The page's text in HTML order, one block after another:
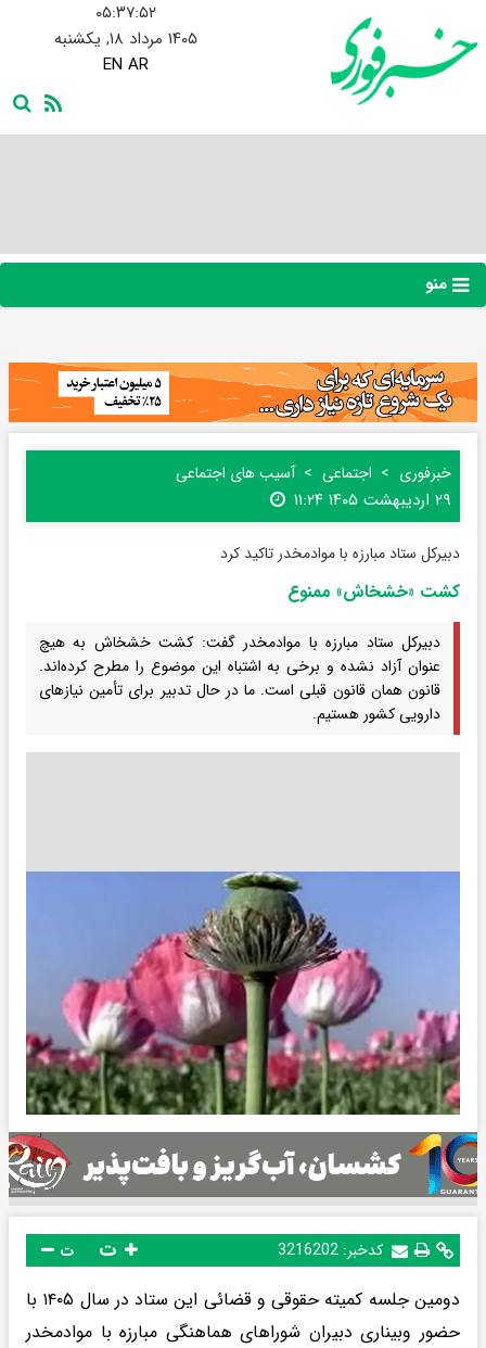
۰۵:۳۷:۵۳
۱۴۰۵ مرداد ۱۸, یکشنبه
EN AR
منو
خبرفوری اجتماعی آسیب های اجتماعی
۲۹ اردیبهشت ۱۴۰۵ ۱۱:۲۴
دبیرکل ستاد مبارزه با موادمخدر تاکید کرد
کشت «خشخاش» ممنوع
دبیرکل ستاد مبارزه با موادمخدر گفت: کشت خشخاش به هیچ
عنوان آزاد نشده و برخی به اشتباه این موضوع را مطرح کرده‌اند.
قانون همان قانون قبلی است. ما در حال تدبیر برای تأمین نیازهای
دارویی کشور هستیم.
کدخبر: 3216202 ت
دومین جلسه کمیته حقوقی و قضائی این ستاد در سال ۱۴۰۵ با
حضور وبیناری دبیران شوراهای هماهنگی مبارزه با موادمخدر